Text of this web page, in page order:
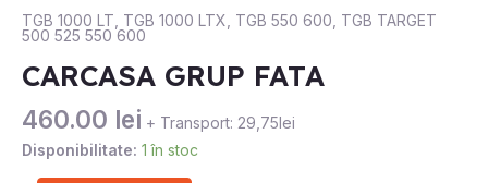
TGB 1000 LT TGB 1000 LTX TGB 550 600 TGB TARGET
500 525 550 600
CARCASA GRUP FATA
460.00 lei + Transport: 29,75lei
Disponibilitate: 1 în stoc
GRUP
FATA